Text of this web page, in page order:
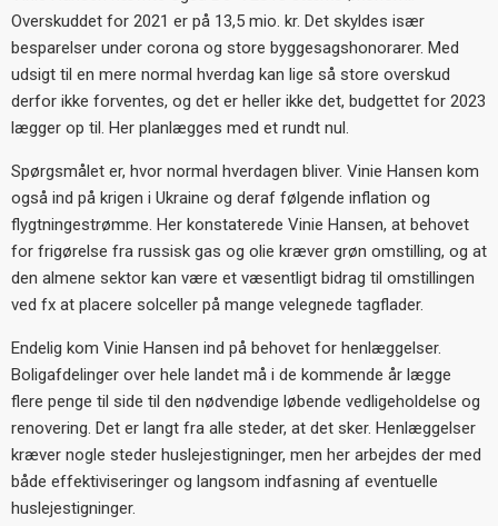
Overskuddet for 2021 er på 13,5 mio. kr. Det skyldes især
besparelser under corona og store byggesagshonorarer. Med
udsigt til en mere normal hverdag kan lige så store overskud
derfor ikke forventes, og det er heller ikke det, budgettet for 2023
lægger op til. Her planlægges med et rundt nul.
Spørgsmålet er, hvor normal hverdagen bliver. Vinie Hansen kom
også ind på krigen i Ukraine og deraf følgende inflation og
flygtningestrømme. Her konstaterede Vinie Hansen, at behovet
for frigørelse fra russisk gas og olie kræver grøn omstilling, og at
den almene sektor kan være et væsentligt bidrag til omstillingen
ved fx at placere solceller på mange velegnede tagflader.
Endelig kom Vinie Hansen ind på behovet for henlæggelser.
Boligafdelinger over hele landet må i de kommende år lægge
flere penge til side til den nødvendige løbende vedligeholdelse og
renovering. Det er langt fra alle steder, at det sker. Henlæggelser
kræver nogle steder huslejestigninger, men her arbejdes der med
både effektiviseringer og langsom indfasning af eventuelle
huslejestigninger.